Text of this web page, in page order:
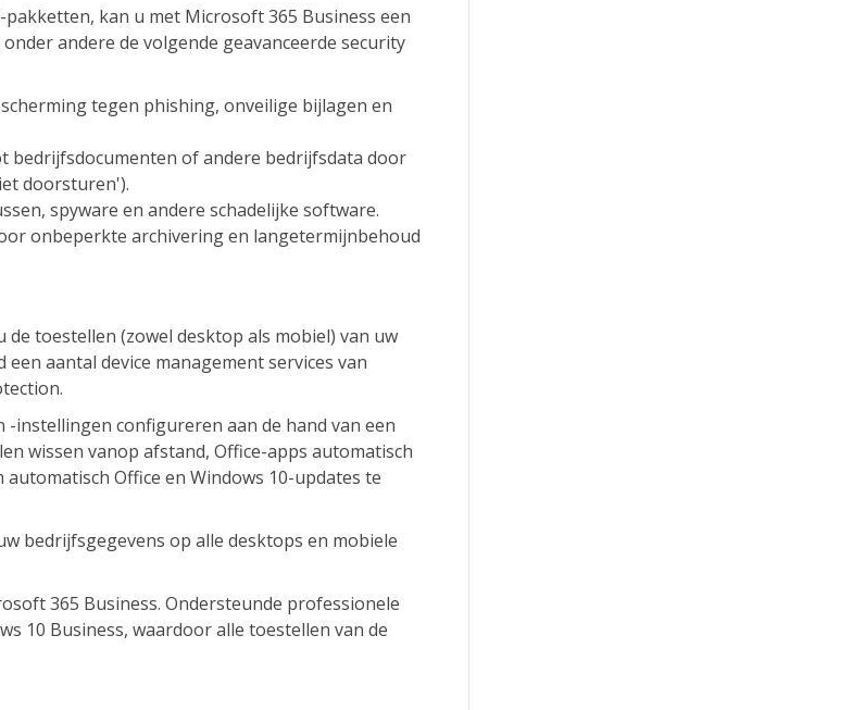
kan u met Microsoft 365 Business een
andere de volgende geavanceerde security
tegen phishing, onveilige bijlagen en
bedrijfsdocumenten of andere bedrijfsdata door
doorsturen').
spyware en andere schadelijke software.
onbeperkte archivering en langetermijnbehoud
toestellen (zowel desktop als mobiel) van uw
aantal device management services van
instellingen configureren aan de hand van een
wissen vanop afstand, Office-apps automatisch
Office en Windows 10-updates te
bedrijfsgegevens op alle desktops en mobiele
365 Business. Ondersteunde professionele
10 Business, waardoor alle toestellen van de